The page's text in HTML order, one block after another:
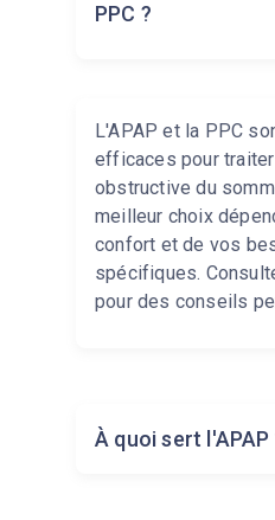
PPC ?
L'APAP et la PPC
efficaces pour
obstructive du
meilleur choix
confort et de vos
spécifiques.
pour des conseils
À quoi sert l'APAP